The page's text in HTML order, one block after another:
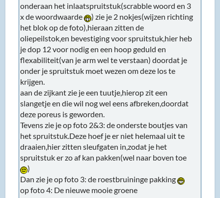
onderaan het inlaatspruitstuk(scrabble woord en 3
x de woordwaarde
) zie je 2 nokjes(wijzen richting
het blok op de foto),hieraan zitten de
oliepeilstok,en bevestiging voor spruitstuk,hier heb
je dop 12 voor nodig en een hoop geduld en
flexabiliteit(van je arm wel te verstaan) doordat je
onder je spruitstuk moet wezen om deze los te
krijgen.
aan de zijkant zie je een tuutje,hierop zit een
slangetje en die wil nog wel eens afbreken,doordat
deze poreus is geworden.
Tevens zie je op foto 2&3: de onderste boutjes van
het spruitstuk.Deze hoef je er niet helemaal uit te
draaien,hier zitten sleufgaten in,zodat je het
spruitstuk er zo af kan pakken(wel naar boven toe
)
Dan zie je op foto 3: de roestbruininge pakking
op foto 4: De nieuwe mooie groene